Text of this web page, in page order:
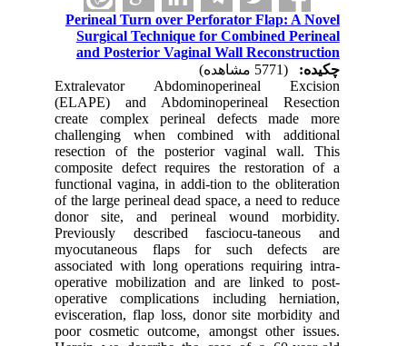
Perineal Turn over Perforator Flap: A Novel
Surgical Technique for Combined Perineal
and Posterior Vaginal Wall Reconstruction
چکیده:
Extralevator Abdominoperineal Excision
(ELAPE) and Abdominoperineal Resection
create complex perineal defects made more
challenging when combined with additional
resection of the posterior vaginal wall. This
composite defect requires the restoration of a
functional vagina, in addi-tion to the obliteration
of the large perineal dead space, a need to reduce
donor site, and perineal wound morbidity.
Previously described fasciocu-taneous and
myocutaneous flaps for such defects are
associated with long operations requiring intra-
operative mobilization and are linked to post-
operative complications including herniation,
evisceration, flap loss, donor site morbidity and
poor cosmetic outcome, amongst other issues.